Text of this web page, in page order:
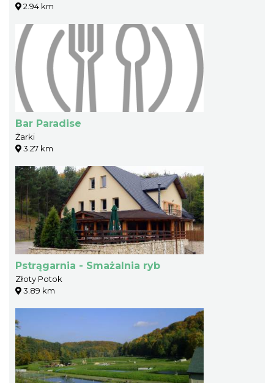
2.94 km
Bar Paradise
Żarki
3.27 km
Pstrągarnia - Smażalnia ryb
Złoty Potok
3.89 km